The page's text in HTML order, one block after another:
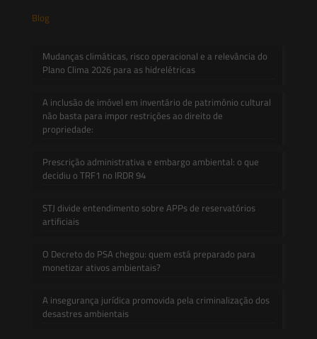
Blog
Mudanças climáticas, risco operacional e a relevância do
Plano Clima 2026 para as hidrelétricas
A inclusão de imóvel em inventário de patrimônio cultural
não basta para impor restrições ao direito de
propriedade:
Prescrição administrativa e embargo ambiental: o que
decidiu o TRF1 no IRDR 94
STJ divide entendimento sobre APPs de reservatórios
artificiais
O Decreto do PSA chegou: quem está preparado para
monetizar ativos ambientais?
A insegurança jurídica promovida pela criminalização dos
desastres ambientais